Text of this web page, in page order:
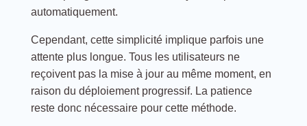
automatiquement.
Cependant, cette simplicité implique parfois une
attente plus longue. Tous les utilisateurs ne
reçoivent pas la mise à jour au même moment, en
raison du déploiement progressif. La patience
reste donc nécessaire pour cette méthode.